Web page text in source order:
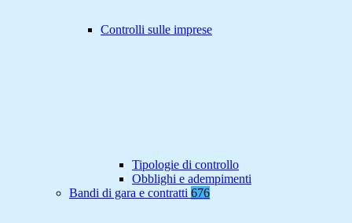
Controlli sulle imprese
Tipologie di controllo
Obblighi e adempimenti
Bandi di gara e contratti 676